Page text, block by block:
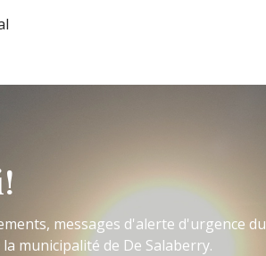
messages d'alerte d'urgence du
municipalité de De Salaberry.